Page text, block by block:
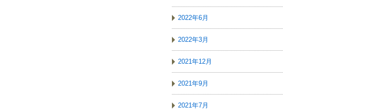
2022年6月
2022年3月
2021年12月
2021年9月
2021年7月